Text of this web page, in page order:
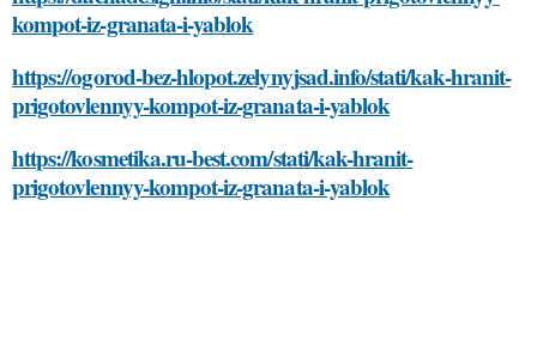
kompot-iz-granata-i-yablok
https://ogorod-bez-hlopot.zelynyjsad.info/stati/kak-hranit-
prigotovlennyy-kompot-iz-granata-i-yablok
https://kosmetika.ru-best.com/stati/kak-hranit-
prigotovlennyy-kompot-iz-granata-i-yablok